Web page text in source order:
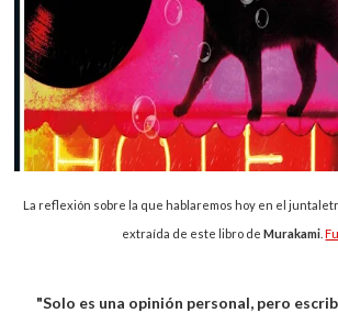
La reflexión sobre la que hablaremos hoy en el
extraída de este libro deMurakami .
"Solo es una opinión personal, pero